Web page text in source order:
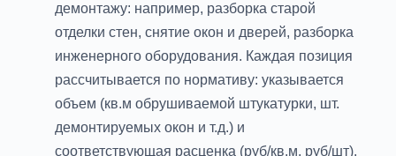
демонтажу: например, разборка старой
отделки стен, снятие окон и дверей, разборка
инженерного оборудования. Каждая позиция
рассчитывается по нормативу: указывается
объем (кв.м обрушиваемой штукатурки, шт.
демонтируемых окон и т.д.) и
соответствующая расценка (руб/кв.м, руб/шт).